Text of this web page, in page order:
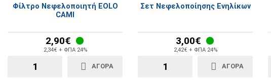
Φίλτρο Νεφελοποιητή ΕΟLO
CAMI
2,90€
2,34€ + ΦΠΑ 24%
ΑΓΟΡΑ
Σετ Νεφελοποίησης Ενηλίκων
3,00€
2,42€ + ΦΠΑ 24%
ΑΓΟΡΑ